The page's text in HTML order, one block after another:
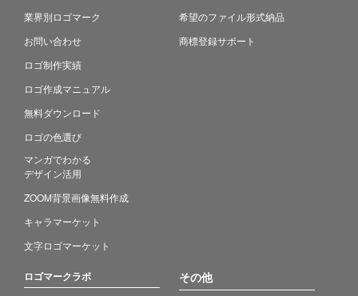
業界別ロゴマーク
お問い合わせ
ロゴ制作実績
ロゴ作成マニュアル
無料ダウンロード
ロゴの色選び
マンガでわかる
デザイン活用
ZOOM背景画像無料作成
キャラマーケット
文字ロゴマーケット
希望のファイル形式納品
商標登録サポート
ロゴマークラボ その他